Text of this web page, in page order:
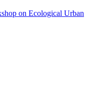
on Ecological Urban